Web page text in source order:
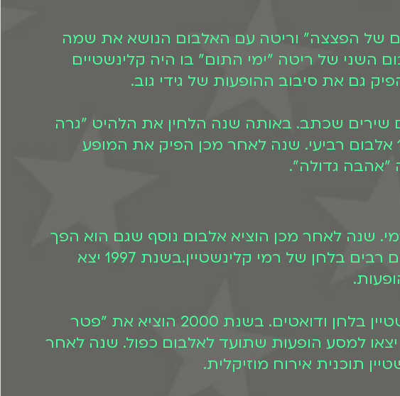
"ביום של הפצצה" וריטה עם האלבום הנושא את שמה
השני של ריטה "ימי התום" בו היה קלינשטיים
גם את סיבוב ההופעות של גידי גוב.
גם שירים שכתב. באותה שנה הלחין את הלהיט "גרה
בשינקין" של להקת "מנגו". שנתיים מאוחר יותר הוציא אלבום שלישי וב-1993 אלבום רביעי. שנה לאחר מכן הפיק את המופע
"אהבה גדולה".
רמי. שנה לאחר מכן הוציא אלבום נוסף שגם הוא הפך
להצלחה מסחררת. באותה שנה יצא גם אלבום אוסף לריטה בו מופיעים שירים רבים בלחן של רמי קלינשטיין.בשנת 1997 יצא
שנתיים מאוחר יותר יצא אלבומה של ריטה "תפתח חלון" בו לקח חלק קלינשטיין בלחן ודואטים. בשנת 2000 הוציא את "פטר
וגם את אלבומו "תגיד את זה". בשנת 2001 רמי וריטה יצאו למסע הופעות שתועד לאלבום כפול. שנה לאחר